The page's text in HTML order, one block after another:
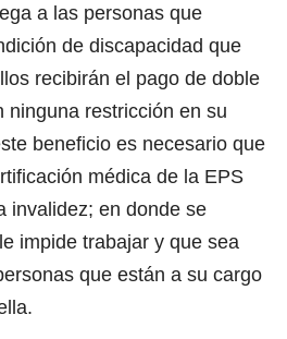
a las personas que
de discapacidad que
recibirán el pago de doble
ninguna restricción en su
beneficio es necesario que
médica de la EPS
invalidez; en donde se
impide trabajar y que sea
que están a su cargo